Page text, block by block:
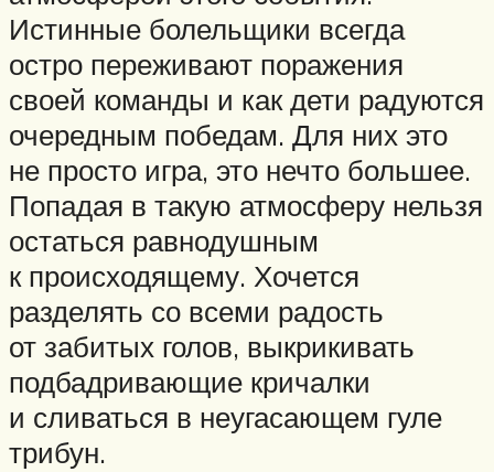
Истинные болельщики всегда
остро переживают поражения
своей команды и как дети радуются
очередным победам. Для них это
не просто игра, это нечто большее.
Попадая в такую атмосферу нельзя
остаться равнодушным
к происходящему. Хочется
разделять со всеми радость
от забитых голов, выкрикивать
подбадривающие кричалки
и сливаться в неугасающем гуле
трибун.